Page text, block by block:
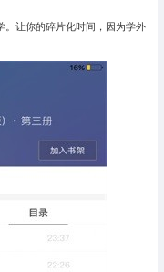
让你的碎片化时间，因为学外